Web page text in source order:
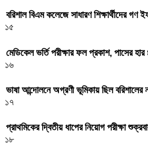
বরিশাল বিএম কলেজে সাধারণ শিক্ষার্থীদের গণ
১৫
মেডিকেল ভর্তি পরীক্ষার ফল প্রকাশ, পাসের
১৬
ভাষা আন্দোলনে অগ্রণী ভূমিকায় ছিল বরিশালের
১৭
প্রাথমিকের দ্বিতীয় ধাপের নিয়োগ পরীক্ষা
১৮